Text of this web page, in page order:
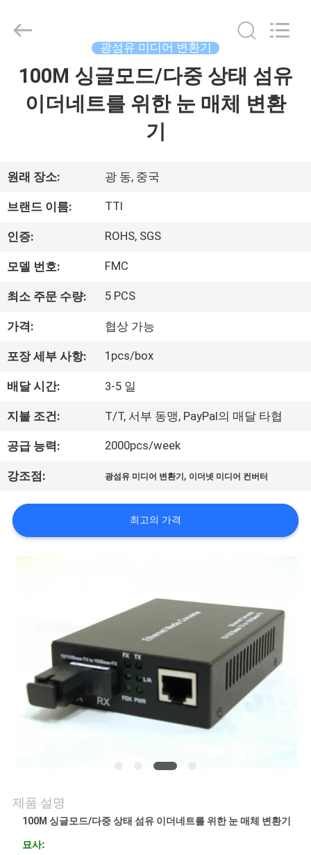
회
사
소
공
장
견
학
품
관
요
청
Reserved.
광섬유 미디어 변환기
100M 싱글모드/다중 상태 섬유
이더네트를 위한 눈 매체 변환
기
원래 장소: 광 동, 중국
브랜드 이름: TTI
인증: ROHS, SGS
모델 번호: FMC
최소 주문 수량: 5 PCS
가격: 협상 가능
포장 세부 사항: 1pcs/box
배달 시간: 3-5 일
지불 조건: T/T, 서부 동맹, PayPal의 매달 타협
공급 능력: 2000pcs/week
강조점: 광섬유 미디어 변환기 , 이더넷 미디어 컨버터
최고의 가격
제품 설명
100M 싱글모드/다중 상태 섬유 이더네트를 위한 눈 매체 변환기
묘사: